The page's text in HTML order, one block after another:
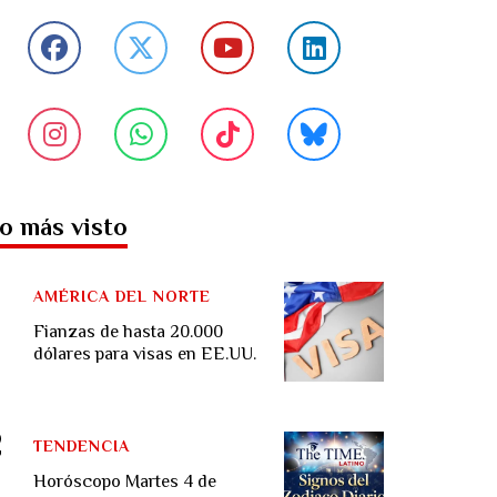
más visto
Fianzas de hasta 20.000
dólares para visas en EE.UU.
AMÉRICA DEL NORTE
Horóscopo Martes 4 de
TENDENCIA